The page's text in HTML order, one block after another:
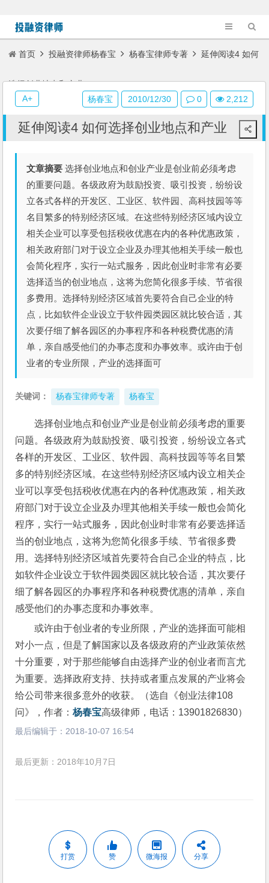
首页 投融资律师杨春宝 杨春宝律师专著 延伸阅读4 如何
选择创业地点和产业
延伸阅读4 如何选择创业地点和产业
文章摘要 选择创业地点和创业产业是创业前必须考虑
的重要问题。各级政府为鼓励投资、吸引投资，纷纷设
立各式各样的开发区、工业区、软件园、高科技园等等
名目繁多的特别经济区域。在这些特别经济区域内设立
相关企业可以享受包括税收优惠在内的各种优惠政策，
相关政府部门对于设立企业及办理其他相关手续一般也
会简化程序，实行一站式服务，因此创业时非常有必要
选择适当的创业地点，这将为您简化很多手续、节省很
多费用。选择特别经济区域首先要符合自己企业的特
点，比如软件企业设立于软件园类园区就比较合适，其
次要仔细了解各园区的办事程序和各种税费优惠的清
单，亲自感受他们的办事态度和办事效率。或许由于创
业者的专业所限，产业的选择面可
关键词： 杨春宝律师专著 杨春宝
选择创业地点和创业产业是创业前必须考虑的重要
问题。各级政府为鼓励投资、吸引投资，纷纷设立各式
各样的开发区、工业区、软件园、高科技园等等名目繁
多的特别经济区域。在这些特别经济区域内设立相关企
业可以享受包括税收优惠在内的各种优惠政策，相关政
府部门对于设立企业及办理其他相关手续一般也会简化
程序，实行一站式服务，因此创业时非常有必要选择适
当的创业地点，这将为您简化很多手续、节省很多费
用。选择特别经济区域首先要符合自己企业的特点，比
如软件企业设立于软件园类园区就比较合适，其次要仔
细了解各园区的办事程序和各种税费优惠的清单，亲自
感受他们的办事态度和办事效率。
或许由于创业者的专业所限，产业的选择面可能相
对小一点，但是了解国家以及各级政府的产业政策依然
十分重要，对于那些能够自由选择产业的创业者而言尤
为重要。选择政府支持、扶持或者重点发展的产业将会
给公司带来很多意外的收获。（选自《创业法律108
问》，作者：杨春宝高级律师，电话：13901826830）
最后编辑于： 2018-10-07 16:54
最后更新：2018年10月7日
打赏 赞 微海报 分享
杨春宝 2010/12/30 0 2,212
A+